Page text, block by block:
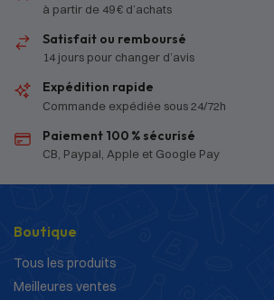
à partir de 49 € d’achats
Satisfait ou remboursé
14 jours pour changer d’avis
Expédition rapide
Commande expédiée sous 24/72h
Paiement 100 % sécurisé
CB, Paypal, Apple et Google Pay
Boutique
Tous les produits
Meilleures ventes